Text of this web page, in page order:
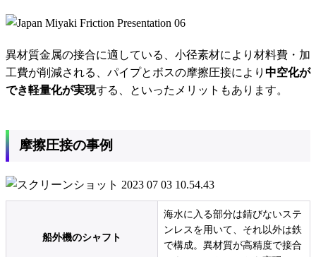
異材質金属の接合に適している、小径素材により材料費・加
工費が削減される、パイプとボスの摩擦圧接により 中空化が
でき軽量化が実現する、といったメリットもあります。
摩擦圧接の事例
船外機のシャフト
海水に入る部分は錆びないステ
ンレスを用いて、それ以外は鉄
で構成。異材質が高精度で接合